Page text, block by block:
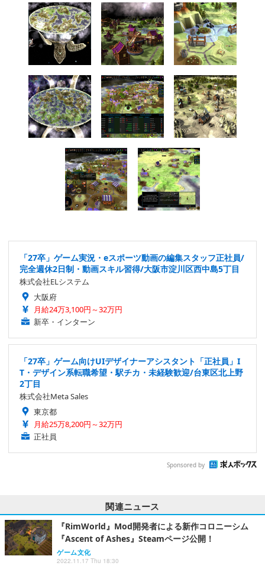
「27卒」ゲーム実況・eスポーツ動画の編集スタッフ正社員/
完全週休2日制・動画スキル習得/大阪市淀川区西中島5丁目
株式会社ELシステム
大阪府
月給24万3,100円～32万円
新卒・インターン
「27卒」ゲーム向けUIデザイナーアシスタント「正社員」I
T・デザイン系転職希望・駅チカ・未経験歓迎/台東区北上野
2丁目
株式会社Meta Sales
東京都
月給25万8,200円～32万円
正社員
Sponsored by
関連ニュース
『RimWorld』Mod開発者による新作コロニーシム
『Ascent of Ashes』Steamページ公開！
ゲーム文化
2022.11.17 Thu 18:30